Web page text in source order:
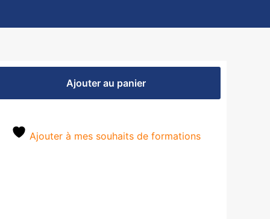
Ajouter au panier
Ajouter à mes souhaits de formations